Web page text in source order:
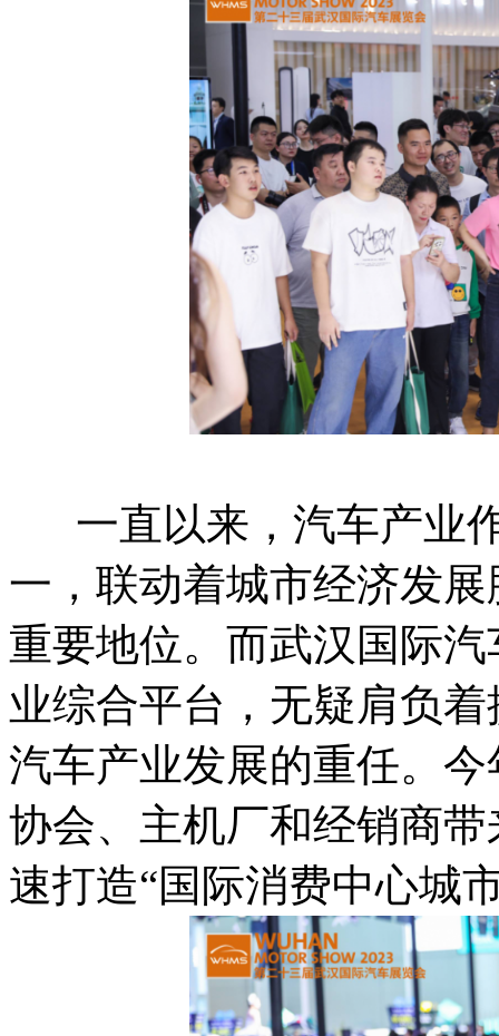
一直以来，汽车产业
一，联动着城市经济发
重要地位。而武汉国际
业综合平台，无疑肩负
汽车产业发展的重任。
协会、主机厂和经销商
速打造“国际消费中心城